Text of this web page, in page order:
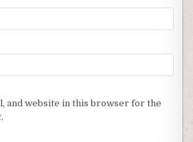
and website in this browser for the